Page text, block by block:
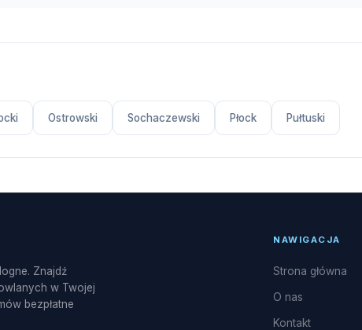
Ostrowski Sochaczewski Płock Pułtuski
Znajdź
w Twojej
bezpłatne
NAWIGACJA
Strona główna
O nas
Kontakt